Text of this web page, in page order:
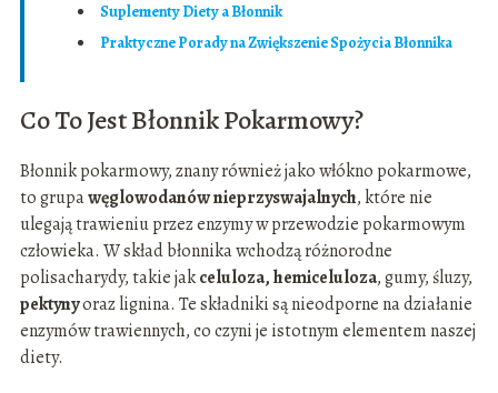
Suplementy Diety a Błonnik
Praktyczne Porady na Zwiększenie Spożycia Błonnika
Co To Jest Błonnik Pokarmowy?
Błonnik pokarmowy, znany również jako włókno pokarmowe,
to grupawęglowodanów nieprzyswajalnych, które nie
ulegają trawieniu przez enzymy w przewodzie pokarmowym
człowieka. W skład błonnika wchodzą różnorodne
polisacharydy, takie jakceluloza, hemiceluloza, gumy, śluzy,
pektynyoraz lignina. Te składniki są nieodporne na działanie
enzymów trawiennych, co czyni je istotnym elementem naszej
diety.